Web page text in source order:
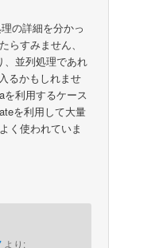
の詳細を分かっ
らすみません、
、並列処理であれ
るかもしれませ
を利用するケース
を利用して大量
く使われていま
より: